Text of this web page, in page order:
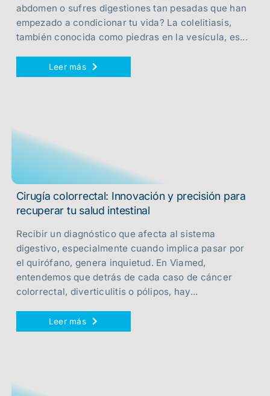
abdomen o sufres digestiones tan pesadas que han
empezado a condicionar tu vida? La colelitiasis,
también conocida como piedras en la vesícula, es...
Leer más
Cirugía colorrectal: Innovación y precisión para
recuperar tu salud intestinal
Recibir un diagnóstico que afecta al sistema
digestivo, especialmente cuando implica pasar por
el quirófano, genera inquietud. En Viamed,
entendemos que detrás de cada caso de cáncer
colorrectal, diverticulitis o pólipos, hay...
Leer más